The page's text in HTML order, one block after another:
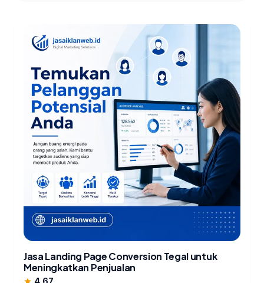
Jasa Landing Page Conversion Tegal untuk
Meningkatkan Penjualan
4.67